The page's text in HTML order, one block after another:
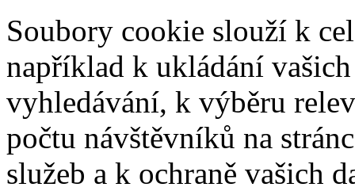
Soubory cookie slouží k
například k ukládání
vyhledávání, k výběru
počtu návštěvníků na
služeb a k ochraně vašich